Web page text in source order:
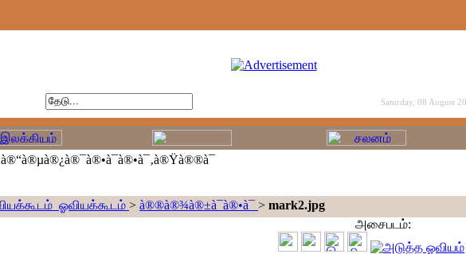
Saturday, 08 August
à®“à®µà®¿à®¯à®•à¯à®•à¯‚à®Ÿà®®à¯
ஓவியக்கூடம் > à®®à®¾à®±à¯à®•à¯ > mark2.jpg
அசைபடம்: